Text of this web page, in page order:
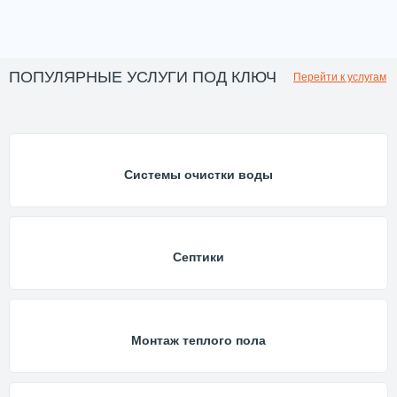
ПОПУЛЯРНЫЕ УСЛУГИ ПОД КЛЮЧ Перейти к услугам
Системы очистки воды
Септики
Монтаж теплого пола